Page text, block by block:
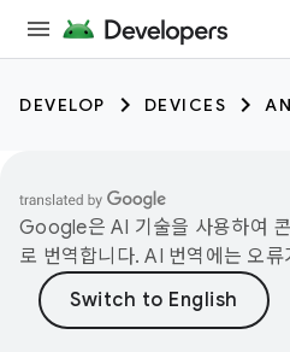
DEVELOP DEVICES
Google은 AI 기술을 사용하여
로 번역합니다. AI 번역에는 오